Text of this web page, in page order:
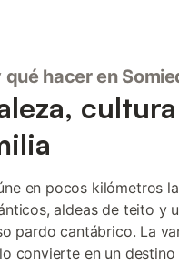
qué hacer en
en pocos kilómetros
aldeas de teito y
pardo cantábrico. La
convierte en un